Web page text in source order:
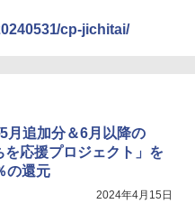
cp-jichitai/
月追加分＆6月以降の
を応援プロジェクト」を
の還元
2024年4月15日